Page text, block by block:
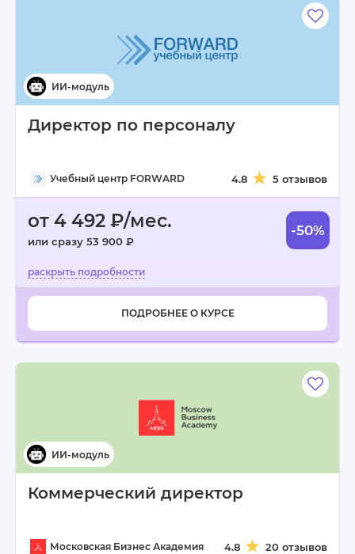
Директор по персоналу
Учебный центр FORWARD 4.8 5 отзывов
от 4 492 ₽/мес.
или сразу 53 900 ₽
-50%
ПОДРОБНЕЕ О КУРСЕ
Коммерческий директор
Московская Бизнес Академия 4.8 20 отзывов